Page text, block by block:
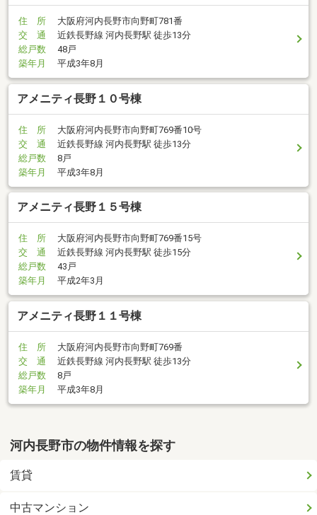
住 所
大阪府河内長野市向野町781番
交 通
近鉄長野線 河内長野駅 徒歩13分
総戸数
48戸
築年月
平成3年8月
アメニティ長野１０号棟
住 所
大阪府河内長野市向野町769番10号
交 通
近鉄長野線 河内長野駅 徒歩13分
総戸数
8戸
築年月
平成3年8月
アメニティ長野１５号棟
住 所
大阪府河内長野市向野町769番15号
交 通
近鉄長野線 河内長野駅 徒歩15分
総戸数
43戸
築年月
平成2年3月
アメニティ長野１１号棟
住 所
大阪府河内長野市向野町769番
交 通
近鉄長野線 河内長野駅 徒歩13分
総戸数
8戸
築年月
平成3年8月
河内長野市の物件情報を探す
賃貸
中古マンション